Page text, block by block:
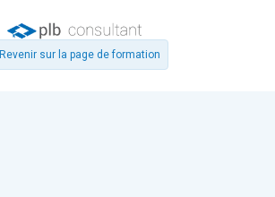
Revenir sur la page de formation